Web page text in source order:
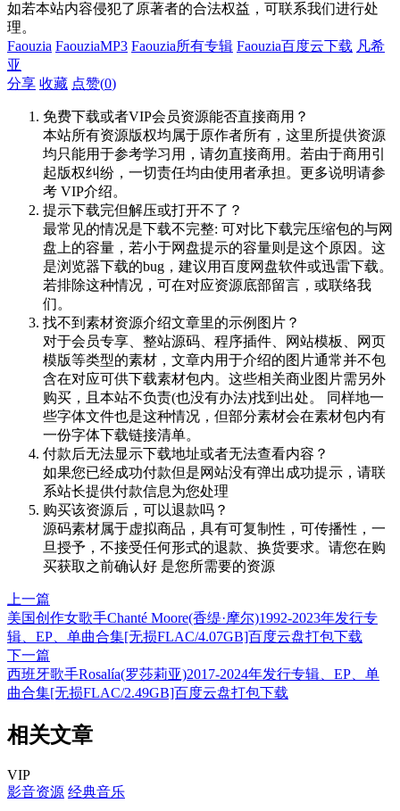
如若本站内容侵犯了原著者的合法权益，可联系我们进行处
理。
Faouzia FaouziaMP3 Faouzia所有专辑 Faouzia百度云下载 凡希
亚
分享 收藏 点赞(0)
免费下载或者VIP会员资源能否直接商用？
本站所有资源版权均属于原作者所有，这里所提供资源
均只能用于参考学习用，请勿直接商用。若由于商用引
起版权纠纷，一切责任均由使用者承担。更多说明请参
考 VIP介绍。
提示下载完但解压或打开不了？
最常见的情况是下载不完整: 可对比下载完压缩包的与网
盘上的容量，若小于网盘提示的容量则是这个原因。这
是浏览器下载的bug，建议用百度网盘软件或迅雷下载。
若排除这种情况，可在对应资源底部留言，或联络我
们。
找不到素材资源介绍文章里的示例图片？
对于会员专享、整站源码、程序插件、网站模板、网页
模版等类型的素材，文章内用于介绍的图片通常并不包
含在对应可供下载素材包内。这些相关商业图片需另外
购买，且本站不负责(也没有办法)找到出处。 同样地一
些字体文件也是这种情况，但部分素材会在素材包内有
一份字体下载链接清单。
付款后无法显示下载地址或者无法查看内容？
如果您已经成功付款但是网站没有弹出成功提示，请联
系站长提供付款信息为您处理
购买该资源后，可以退款吗？
源码素材属于虚拟商品，具有可复制性，可传播性，一
旦授予，不接受任何形式的退款、换货要求。请您在购
买获取之前确认好 是您所需要的资源
上一篇
美国创作女歌手Chanté Moore(香缇·摩尔)1992-2023年发行专
辑、EP、单曲合集[无损FLAC/4.07GB]百度云盘打包下载
下一篇
西班牙歌手Rosalía(罗莎莉亚)2017-2024年发行专辑、EP、单
曲合集[无损FLAC/2.49GB]百度云盘打包下载
相关文章
VIP
影音资源 经典音乐